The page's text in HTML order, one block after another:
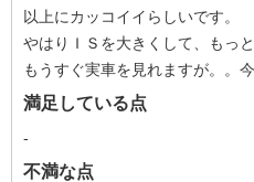
以上にカッコイイらしいです。
やはりＩＳを大きくして、もっ
もうすぐ実車を見れますが。。
満足している点
-
不満な点